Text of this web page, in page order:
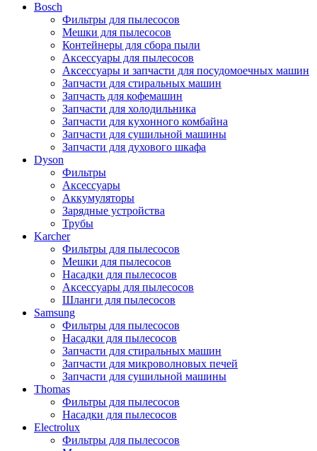
Bosch
Фильтры для пылесосов
Мешки для пылесосов
Контейнеры для сбора пыли
Аксессуары для пылесосов
Аксессуары и запчасти для посудомоечных машин
Запчасти для стиральных машин
Запчасть для кофемашин
Запчасти для холодильника
Запчасти для кухонного комбайна
Запчасти для сушильной машины
Запчасти для духового шкафа
Dyson
Фильтры
Аксессуары
Аккумуляторы
Зарядные устройства
Трубы
Karcher
Фильтры для пылесосов
Мешки для пылесосов
Насадки для пылесосов
Аксессуары для пылесосов
Шланги для пылесосов
Samsung
Фильтры для пылесосов
Насадки для пылесосов
Запчасти для стиральных машин
Запчасти для микроволновых печей
Запчасти для сушильной машины
Thomas
Фильтры для пылесосов
Насадки для пылесосов
Electrolux
Фильтры для пылесосов